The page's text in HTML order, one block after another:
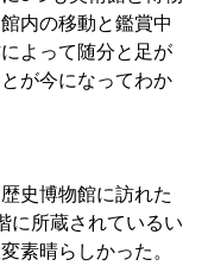
内の移動と鑑賞中
よって随分と足が
が今になってわか
史博物館に訪れた
に所蔵されているい
素晴らしかった。